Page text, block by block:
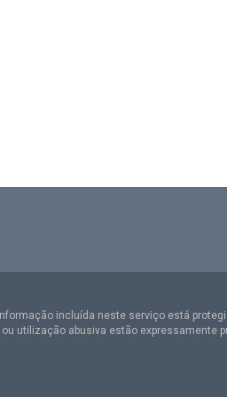
incluída neste serviço está
utilização abusiva estão expressamente